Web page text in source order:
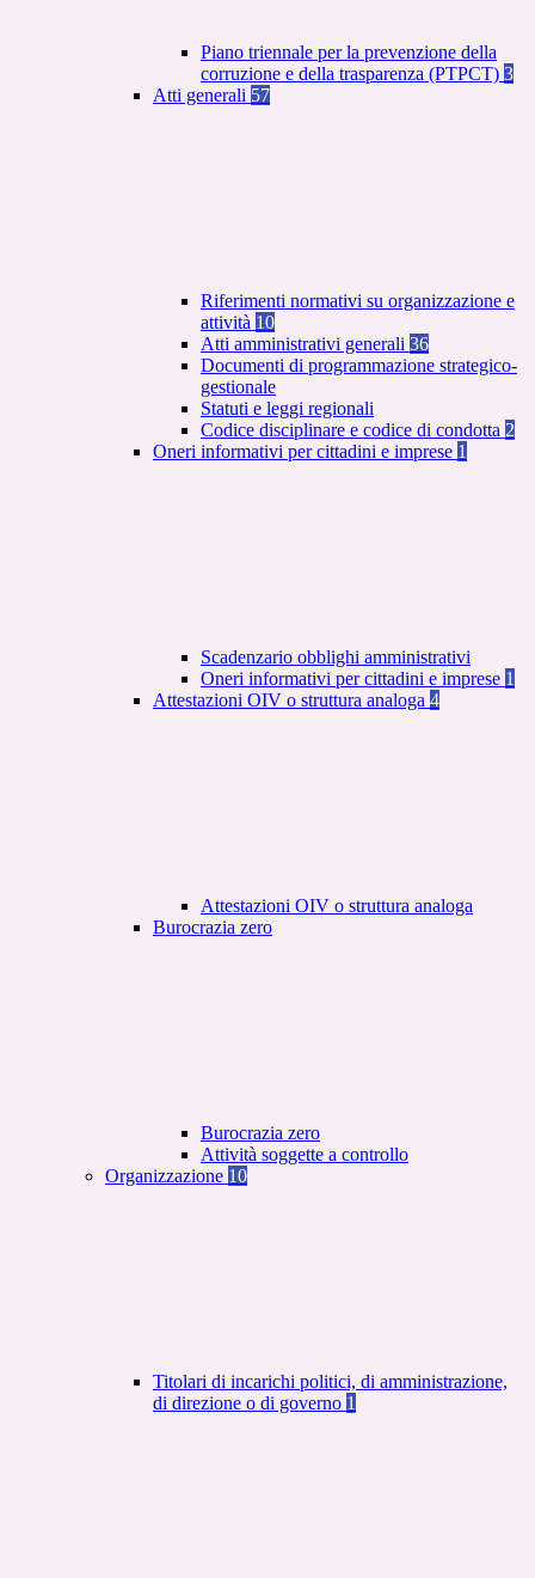
Piano triennale per la prevenzione della
corruzione e della trasparenza (PTPCT) 3
Atti generali 57
Riferimenti normativi su organizzazione e
attività 10
Atti amministrativi generali 36
Documenti di programmazione strategico-
gestionale
Statuti e leggi regionali
Codice disciplinare e codice di condotta 2
Oneri informativi per cittadini e imprese 1
Scadenzario obblighi amministrativi
Oneri informativi per cittadini e imprese 1
Attestazioni OIV o struttura analoga 4
Attestazioni OIV o struttura analoga
Burocrazia zero
Burocrazia zero
Attività soggette a controllo
Organizzazione 10
Titolari di incarichi politici, di amministrazione,
di direzione o di governo 1